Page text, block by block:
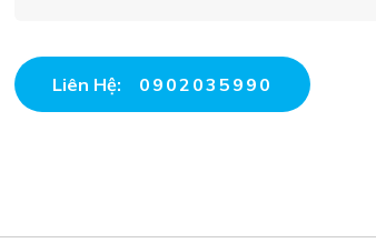
Liên Hệ: 0902035990